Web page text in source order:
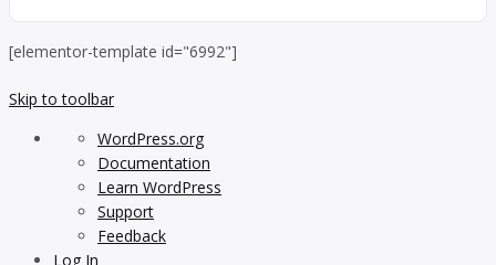
[elementor-template id="6992"]
Skip to toolbar
About
WordPress
WordPress.org
Documentation
Learn WordPress
Support
Feedback
Log In